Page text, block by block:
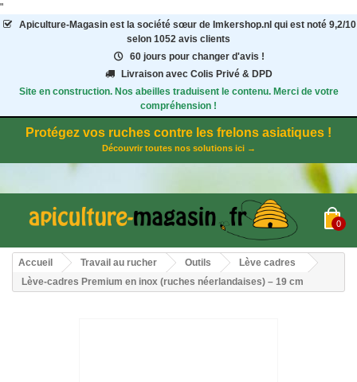
"
Apiculture-Magasinest la société sœur de Imkershop.nl qui est noté 9,2/10
selon 1052 avis clients
60 jours pour changer d'avis !
Livraison avec Colis Privé & DPD
Site en construction. Nos abeilles traduisent le contenu. Merci de votre
compréhension !
Protégez vos ruches contre les frelons asiatiques !
Découvrir toutes nos solutions ici →
0
Accueil Travail au rucher Outils
Lève cadres
Lève-cadres Premium en inox (ruches néerlandaises) – 19 cm